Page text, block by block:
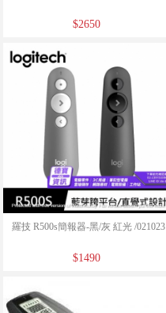
$2650
羅技 R500s簡報器-黑/灰 紅光 /021023
$1490